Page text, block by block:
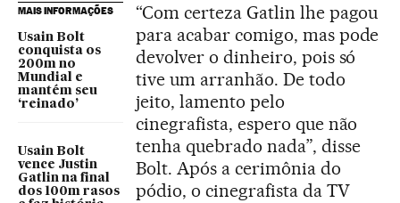
MAIS INFORMAÇÕES
Usain Bolt
conquista os
200m no
Mundial e
mantém seu
‘reinado’
Usain Bolt
vence Justin
Gatlin na final
dos 100m rasos
“Com certeza Gatlin lhe pagou
para acabar comigo, mas pode
devolver o dinheiro, pois só
tive um arranhão. De todo
jeito, lamento pelo
cinegrafista, espero que não
tenha quebrado nada”, disse
Bolt. Após a cerimônia do
pódio, o cinegrafista da TV